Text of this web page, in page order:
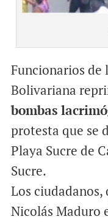
Funcionarios de
Bolivariana
bombas
protesta que se
Playa Sucre de
Sucre.
Los
Nicolás Maduro